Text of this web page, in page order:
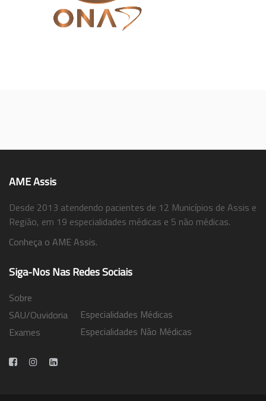
AME Assis
Desde 2013 atendendo pacientes de 12 Municípios de Assis e
Região, em 19 especialidades médicas e 5 não médicas.
Conheça o AME Assis.
Siga-Nos Nas Redes Sociais
Sobre
SAU/Ouvidoria
Exames
Especialidades Médicas
Especialidades Não Médicas